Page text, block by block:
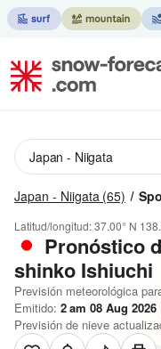
Japan - Niigata (65)
Latitud/longitud:37.00° N
Pronóstico
shinko Ishiuchi
Previsión meteorológica
Emitido: 2 am 08 Aug 2026
Previsión de nieve